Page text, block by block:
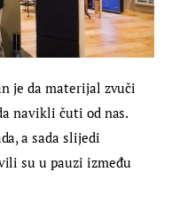
je da materijal zvuči
navikli čuti od nas.
a sada slijedi
su u pauzi između